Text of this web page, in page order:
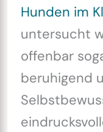
Hunden im
untersucht
offenbar
beruhigend